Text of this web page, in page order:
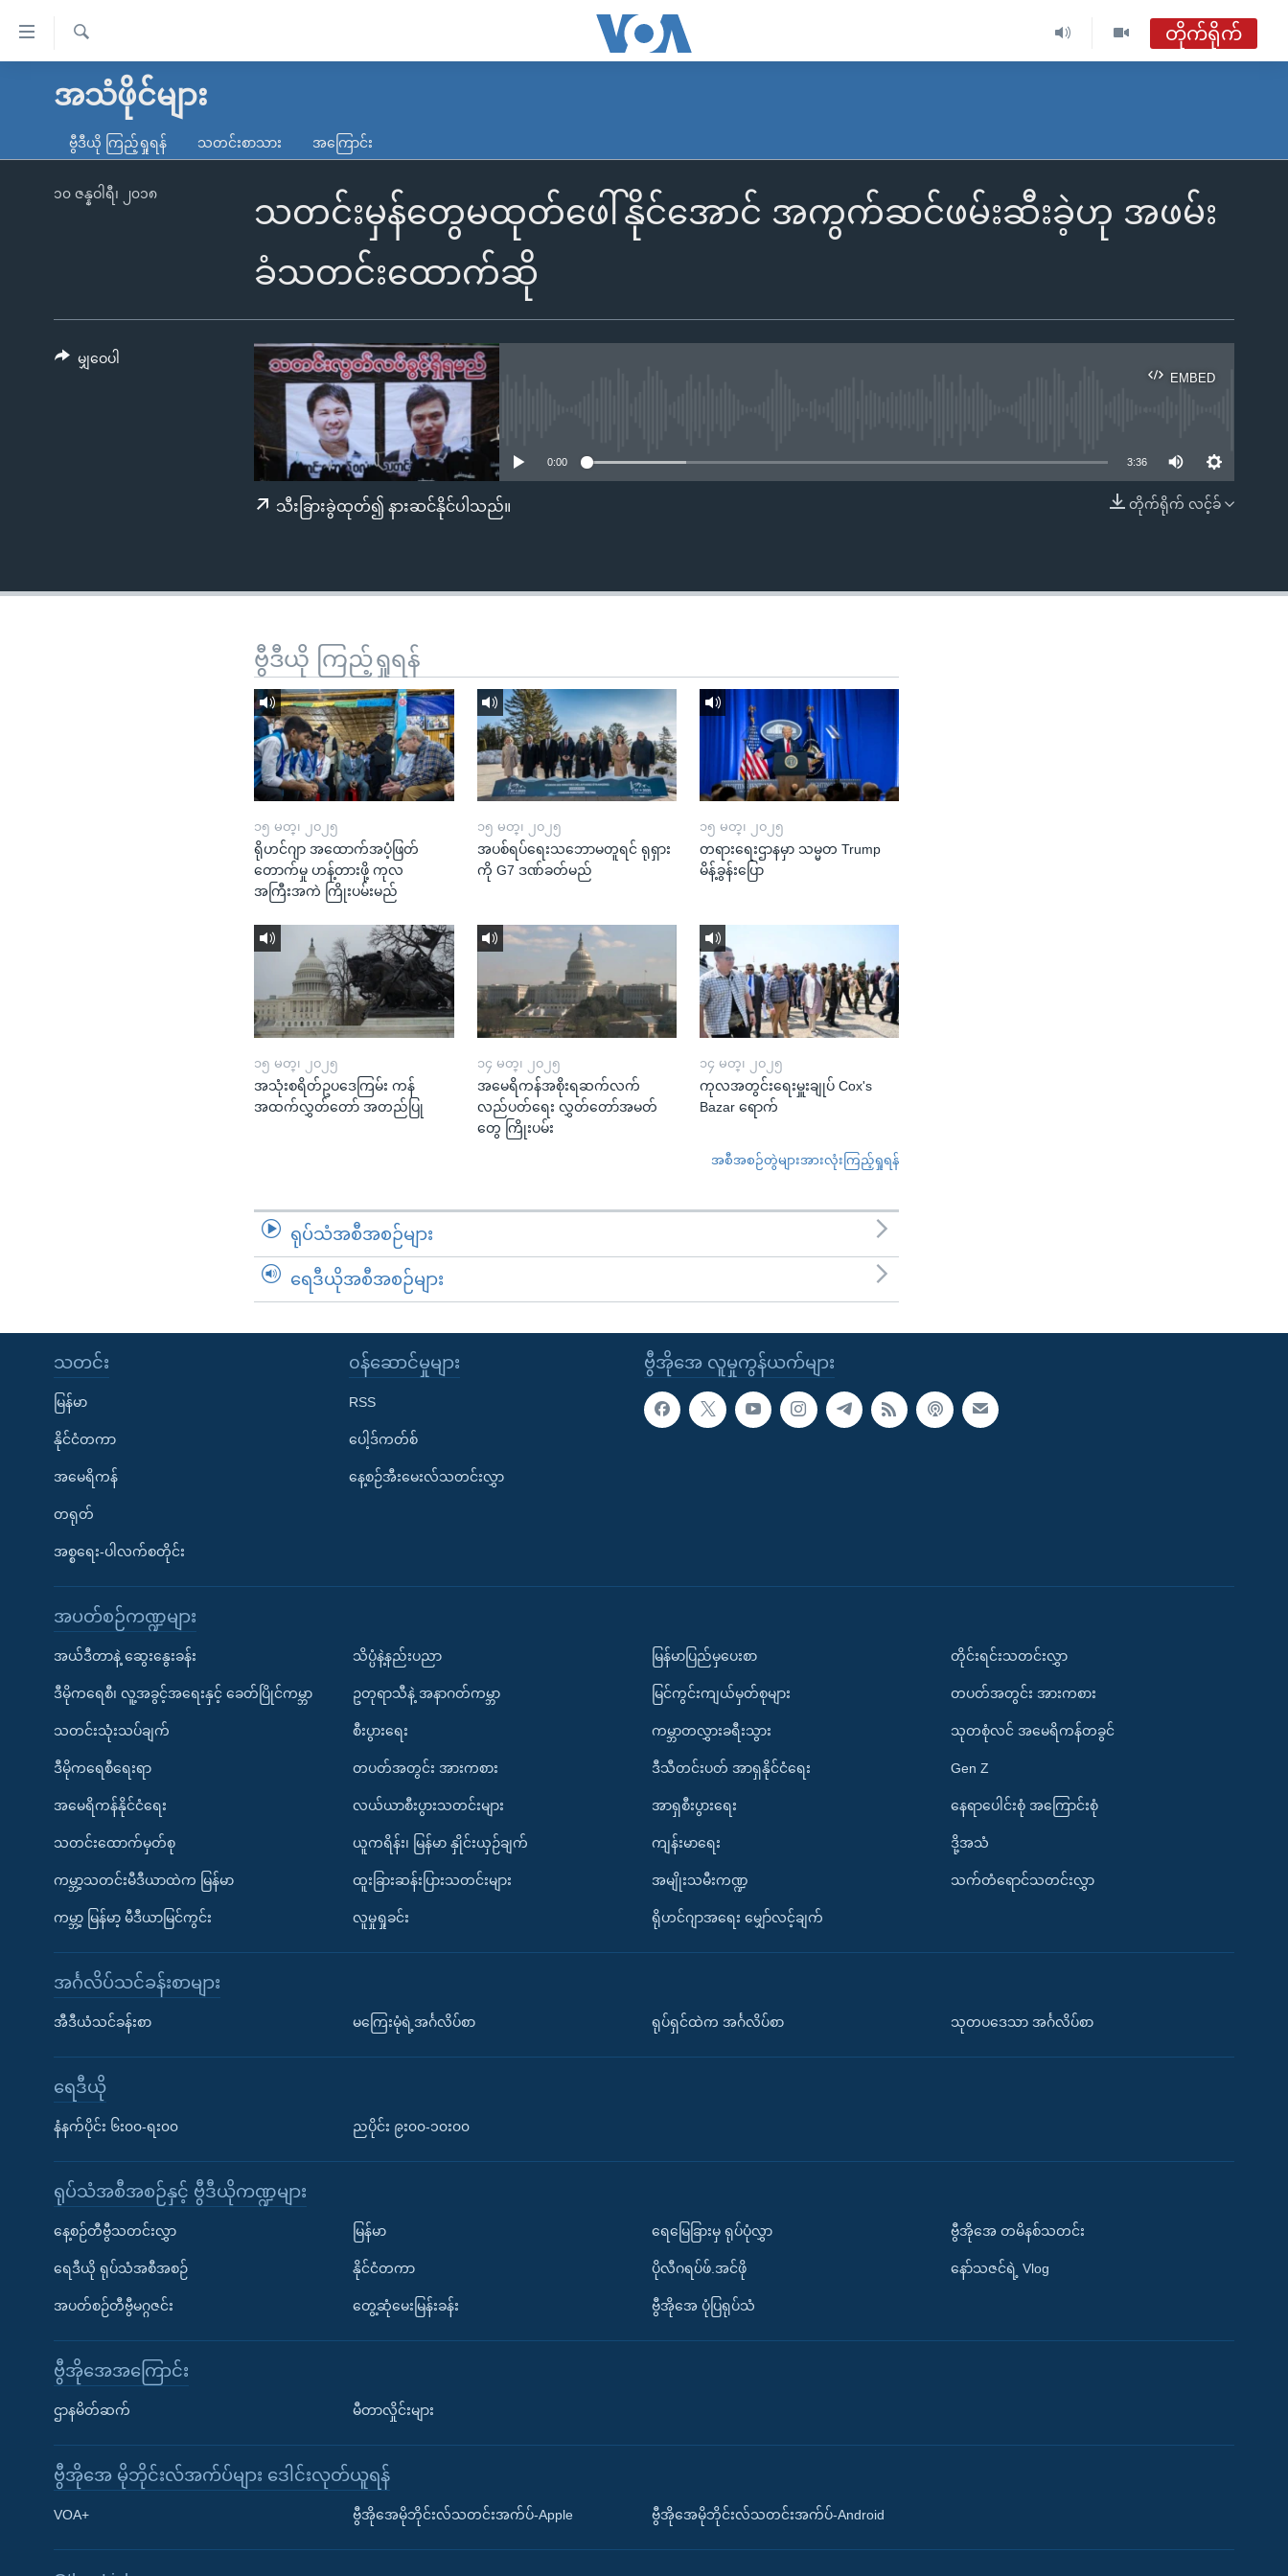
လွယ်ကူ
သည့်
ရန်
မူလစာမျက်နှာ
ကမ္ဘာ့သတင်းများ
နိုင်ငံတကာ
မကြေးမုံရဲ့ အင်္ဂလိပ်စာ
ရေဒီယို
ရေဒီယိုနှင့်ရုပ်သံ အချက်အလက်များ
Learning English
ရ
တိုက်ရိုက်
အစီအစဉ်များ
အသံဖိုင်များ
ဗွီဒီယို ကြည့်ရှုရန် သတင်းစာသား အကြောင်း
သတင်းမှန်တွေမထုတ်ဖေါ်နိုင်အောင် အကွက်ဆင်ဖမ်းဆီးခဲ့ဟု အဖမ်း
ခံသတင်းထောက်ဆို
၁၀ ဇန္နဝါရီ၊ ၂၀၁၈
EMBED
EMBED
0:00 3:36
တိုက်ရိုက် လင့်ခ်
သီးခြားခွဲထုတ်၍ နားဆင်နိုင်ပါသည်။
မျှဝေပါ
ဗွီဒီယို ကြည့်ရှုရန်
၁၅ မတ္၊ ၂၀၂၅
ရိုဟင်ဂျာ အထောက်အပံ့ဖြတ်
တောက်မှု ဟန့်တားဖို့ ကုလ
အကြီးအကဲ ကြိုးပမ်းမည်
၁၅ မတ္၊ ၂၀၂၅
အပစ်ရပ်ရေးသဘောမတူရင် ရုရှား
ကို G7 ဒဏ်ခတ်မည်
၁၅ မတ္၊ ၂၀၂၅
တရားရေးဌာနမှာ သမ္မတ Trump
မိန့်ခွန်းပြော
၁၅ မတ္၊ ၂၀၂၅
အသုံးစရိတ်ဥပဒေကြမ်း ကန်
အထက်လွှတ်တော် အတည်ပြု
၁၄ မတ္၊ ၂၀၂၅
အမေရိကန်အစိုးရဆက်လက်
လည်ပတ်ရေး လွှတ်တော်အမတ်
တွေ ကြိုးပမ်း
၁၄ မတ္၊ ၂၀၂၅
ကုလအတွင်းရေးမှူးချုပ် Cox's
Bazar ရောက်
အစီအစဉ်တွဲများအားလုံးကြည့်ရှုရန်
ရုပ်သံအစီအစဉ်များ
ရေဒီယိုအစီအစဉ်များ
ဗွီအိုအေ လူမှုကွန်ယက်များ
သတင်း
မြန်မာ
နိုင်ငံတကာ
အမေရိကန်
တရုတ်
အစ္စရေး-ပါလက်စတိုင်း
၀န်ဆောင်မှုများ
RSS
ပေါ့ဒ်ကတ်စ်
နေ့စဉ်အီးမေးလ်သတင်းလွှာ
အပတ်စဉ်ကဏ္ဍများ
အယ်ဒီတာနဲ့ ဆွေးနွေးခန်း
ဒီမိုကရေစီ၊ လူ့အခွင့်အရေးနှင့် ခေတ်ပြိုင်ကမ္ဘာ
သတင်းသုံးသပ်ချက်
ဒီမိုကရေစီရေးရာ
အမေရိကန်နိုင်ငံရေး
သတင်းထောက်မှတ်စု
ကမ္ဘာ့သတင်းမီဒီယာထဲက မြန်မာ
ကမ္ဘာ့ မြန်မာ့ မီဒီယာမြင်ကွင်း
သိပ္ပံနဲ့နည်းပညာ
ဥတုရာသီနဲ့ အနာဂတ်ကမ္ဘာ
စီးပွားရေး
တပတ်အတွင်း အားကစား
လယ်ယာစီးပွားသတင်းများ
ယူကရိန်း၊ မြန်မာ နှိုင်းယှဉ်ချက်
ထူးခြားဆန်းပြားသတင်းများ
လူမှုရှုခင်း
မြန်မာပြည်မှပေးစာ
မြင်ကွင်းကျယ်မှတ်စုများ
ကမ္ဘာတလွှားခရီးသွား
ဒီသီတင်းပတ် အာရှနိုင်ငံရေး
အာရှစီးပွားရေး
ကျန်းမာရေး
အမျိုးသမီးကဏ္ဍ
ရိုဟင်ဂျာအရေး မျှော်လင့်ချက်
တိုင်းရင်းသတင်းလွှာ
တပတ်အတွင်း အားကစား
သုတစုံလင် အမေရိကန်တခွင်
Gen Z
နေရာပေါင်းစုံ အကြောင်းစုံ
ဒို့အသံ
သက်တံရောင်သတင်းလွှာ
အင်္ဂလိပ်သင်ခန်းစာများ
အီဒီယံသင်ခန်းစာ မကြေးမုံရဲ့အင်္ဂလိပ်စာ ရုပ်ရှင်ထဲက အင်္ဂလိပ်စာ သုတပဒေသာ အင်္ဂလိပ်စာ
ရေဒီယို
နံနက်ပိုင်း ၆း၀၀-ရး၀၀ ညပိုင်း ၉း၀၀-၁၀း၀၀
ရုပ်သံအစီအစဉ်နှင့် ဗွီဒီယိုကဏ္ဍများ
နေ့စဉ်တီဗွီသတင်းလွှာ
ရေဒီယို ရုပ်သံအစီအစဉ်
အပတ်စဉ်တီဗွီမဂ္ဂဇင်း
မြန်မာ
နိုင်ငံတကာ
တွေ့ဆုံမေးမြန်းခန်း
ရေမြေခြားမှ ရုပ်ပုံလွှာ
ပိုလီဂရပ်ဖ်.အင်ဖို
ဗွီအိုအေ ပုံပြရုပ်သံ
ဗွီအိုအေ တမိနစ်သတင်း
နော်သဇင်ရဲ့ Vlog
ဗွီအိုအေအကြောင်း
ဌာနမိတ်ဆက် မီတာလှိုင်းများ
ဗွီအိုအေ မိုဘိုင်းလ်အက်ပ်များ ဒေါင်းလုတ်ယူရန်
VOA+ ဗွီအိုအေမိုဘိုင်းလ်သတင်းအက်ပ်-Apple ဗွီအိုအေမိုဘိုင်းလ်သတင်းအက်ပ်-Android